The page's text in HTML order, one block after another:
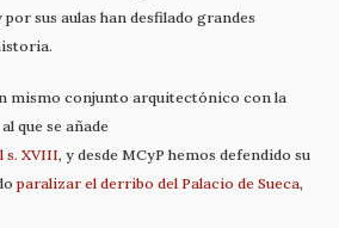
sus aulas han desfilado grandes
mismo conjunto arquitectónico con la
que se añade
s. XVIII, y desde MCyP hemos defendido su
paralizar el derribo del Palacio de Sueca,